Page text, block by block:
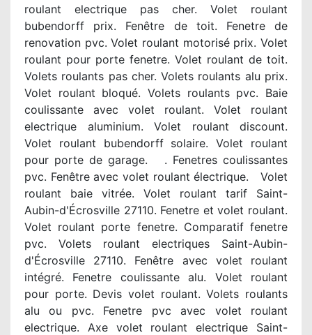
roulant electrique pas cher. Volet roulant
bubendorff prix. Fenêtre de toit. Fenetre de
renovation pvc. Volet roulant motorisé prix. Volet
roulant pour porte fenetre. Volet roulant de toit.
Volets roulants pas cher. Volets roulants alu prix.
Volet roulant bloqué. Volets roulants pvc. Baie
coulissante avec volet roulant. Volet roulant
electrique aluminium. Volet roulant discount.
Volet roulant bubendorff solaire. Volet roulant
pour porte de garage. . Fenetres coulissantes
pvc. Fenêtre avec volet roulant électrique. Volet
roulant baie vitrée. Volet roulant tarif Saint-
Aubin-d'Écrosville 27110. Fenetre et volet roulant.
Volet roulant porte fenetre. Comparatif fenetre
pvc. Volets roulant electriques Saint-Aubin-
d'Écrosville 27110. Fenêtre avec volet roulant
intégré. Fenetre coulissante alu. Volet roulant
pour porte. Devis volet roulant. Volets roulants
alu ou pvc. Fenetre pvc avec volet roulant
electrique. Axe volet roulant electrique Saint-